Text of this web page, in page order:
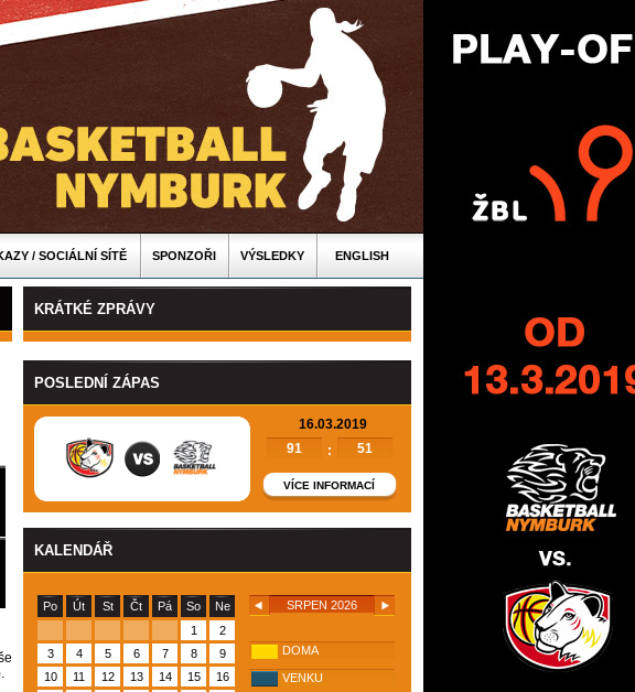
/ SOCIÁLNÍ SÍTĚ SPONZOŘI VÝSLEDKY ENGLISH
KRÁTKÉ ZPRÁVY
POSLEDNÍ ZÁPAS
16.03.2019
91
: 51
VÍCE INFORMACÍ
KALENDÁŘ
SRPEN 2026
DOMA
VENKU
Po Út St Čt Pá So
Ne
1
2
3
4 5 6 7 8
9
10
11 12 13 14 15
16